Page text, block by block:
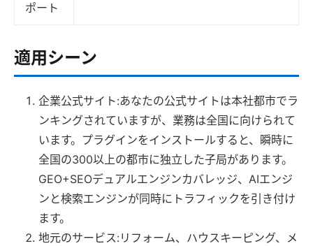
ポート
適用シーン
企業公式サイト:あなたの公式サイトは本社都市でラ
ンキングされていますが、業務は全国に向けられて
います。プラグインをインストールすると、瞬時に
全国の300以上の都市に独立した子局があります。
GEO+SEOデュアルエンジンカバレッジ、AIエンジ
ンと検索エンジンが同時にトラフィックを引き付け
ます。
地元のサービス:リフォーム、ハウスキーピング、メ